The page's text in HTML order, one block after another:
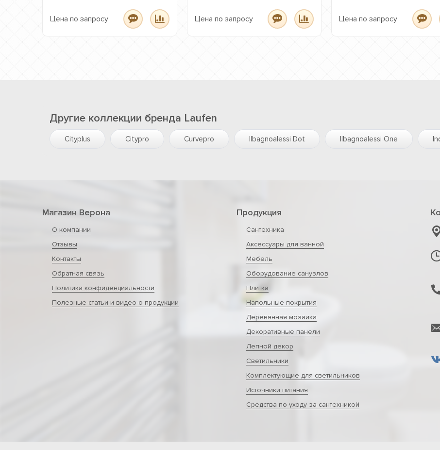
Цена по запросу Цена по запросу Цена по запросу
Другие коллекции бренда Laufen
Cityplus Citypro Curvepro Ilbagnoalessi Dot Ilbagnoalessi One
Магазин Верона
О компании
Отзывы
Контакты
Обратная связь
Политика конфиденциальности
Полезные статьи и видео о продукции
Продукция
Сантехника
Аксессуары для ванной
Мебель
Оборудование санузлов
Плитка
Напольные покрытия
Деревянная мозаика
Декоративные панели
Лепной декор
Светильники
Комплектующие для светильников
Источники питания
Средства по уходу за сантехникой